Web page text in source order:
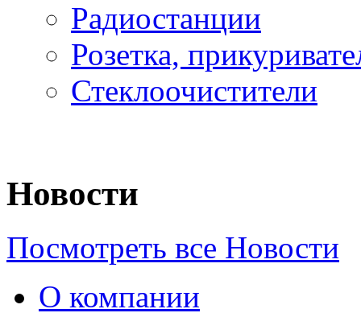
Радиостанции
Розетка,
Стеклоочистители
Новости
Посмотреть все Новости
О компании